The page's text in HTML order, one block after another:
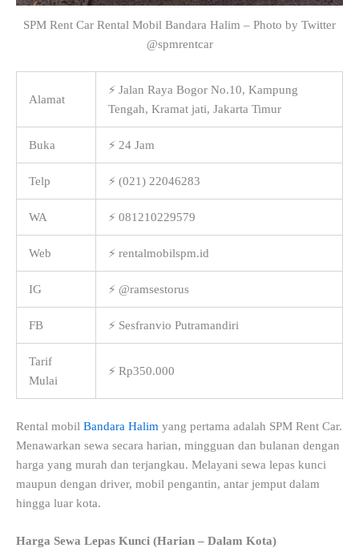
SPM Rent Car Rental Mobil Bandara Halim – Photo by Twitter
@spmrentcar
Alamat
⚡ Jalan Raya Bogor No.10, Kampung
Tengah, Kramat jati, Jakarta Timur
Buka ⚡ 24 Jam
Telp ⚡ (021) 22046283
WA ⚡ 081210229579
Web ⚡ rentalmobilspm.id
IG ⚡ @ramsestorus
FB ⚡ Sesfranvio Putramandiri
Tarif
Mulai
⚡ Rp350.000
Rental mobil Bandara Halim yang pertama adalah SPM Rent Car.
Menawarkan sewa secara harian, mingguan dan bulanan dengan
harga yang murah dan terjangkau. Melayani sewa lepas kunci
maupun dengan driver, mobil pengantin, antar jemput dalam
hingga luar kota.
Harga Sewa Lepas Kunci (Harian – Dalam Kota)